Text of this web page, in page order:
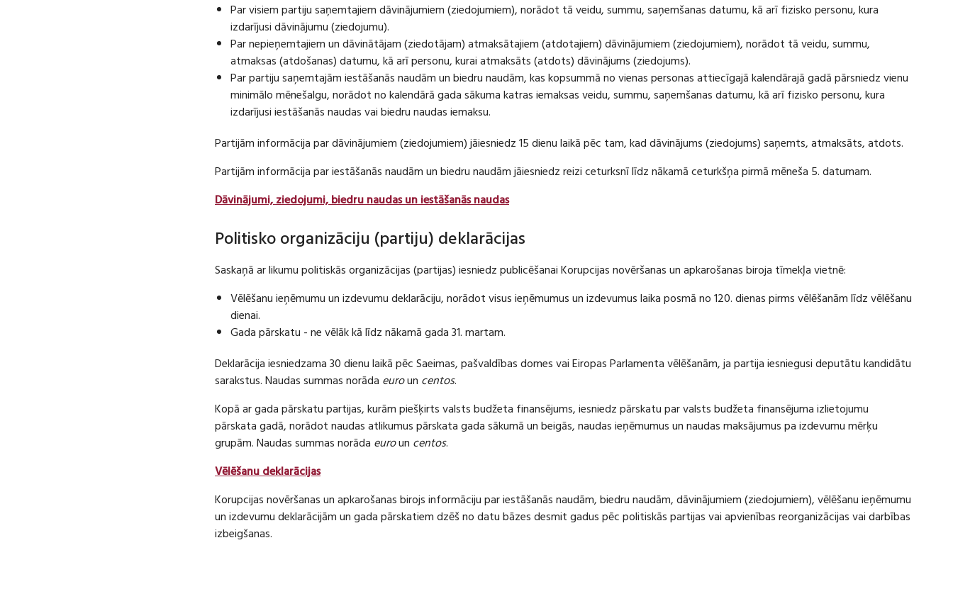
Par visiem partiju saņemtajiem dāvinājumiem (ziedojumiem), norādot tā veidu, summu, saņemšanas datumu, kā arī fizisko personu, kura
izdarījusi dāvinājumu (ziedojumu).
Par nepieņemtajiem un dāvinātājam (ziedotājam) atmaksātajiem (atdotajiem) dāvinājumiem (ziedojumiem), norādot tā veidu, summu,
atmaksas (atdošanas) datumu, kā arī personu, kurai atmaksāts (atdots) dāvinājums (ziedojums).
Par partiju saņemtajām iestāšanās naudām un biedru naudām, kas kopsummā no vienas personas attiecīgajā kalendārajā gadā pārsniedz vienu
minimālo mēnešalgu, norādot no kalendārā gada sākuma katras iemaksas veidu, summu, saņemšanas datumu, kā arī fizisko personu, kura
izdarījusi iestāšanās naudas vai biedru naudas iemaksu.
Partijām informācija par dāvinājumiem (ziedojumiem) jāiesniedz 15 dienu laikā pēc tam, kad dāvinājums (ziedojums) saņemts, atmaksāts, atdots.
Partijām informācija par iestāšanās naudām un biedru naudām jāiesniedz reizi ceturksnī līdz nākamā ceturkšņa pirmā mēneša 5. datumam.
Dāvinājumi, ziedojumi, biedru naudas un iestāšanās naudas
Politisko organizāciju (partiju) deklarācijas
Saskaņā ar likumu politiskās organizācijas (partijas) iesniedz publicēšanai Korupcijas novēršanas un apkarošanas biroja tīmekļa vietnē:
Vēlēšanu ieņēmumu un izdevumu deklarāciju, norādot visus ieņēmumus un izdevumus laika posmā no 120. dienas pirms vēlēšanām līdz vēlēšanu
dienai.
Gada pārskatu - ne vēlāk kā līdz nākamā gada 31. martam.
Deklarācija iesniedzama 30 dienu laikā pēc Saeimas, pašvaldības domes vai Eiropas Parlamenta vēlēšanām, ja partija iesniegusi deputātu kandidātu
sarakstus. Naudas summas norāda euroun centos.
Kopā ar gada pārskatu partijas, kurām piešķirts valsts budžeta finansējums, iesniedz pārskatu par valsts budžeta finansējuma izlietojumu
pārskata gadā, norādot naudas atlikumus pārskata gada sākumā un beigās, naudas ieņēmumus un naudas maksājumus pa izdevumu mērķu
grupām. Naudas summas norāda euroun centos.
Vēlēšanu deklarācijas
Korupcijas novēršanas un apkarošanas birojs informāciju par iestāšanās naudām, biedru naudām, dāvinājumiem (ziedojumiem), vēlēšanu ieņēmumu
un izdevumu deklarācijām un gada pārskatiem dzēš no datu bāzes desmit gadus pēc politiskās partijas vai apvienības reorganizācijas vai darbības
izbeigšanas.